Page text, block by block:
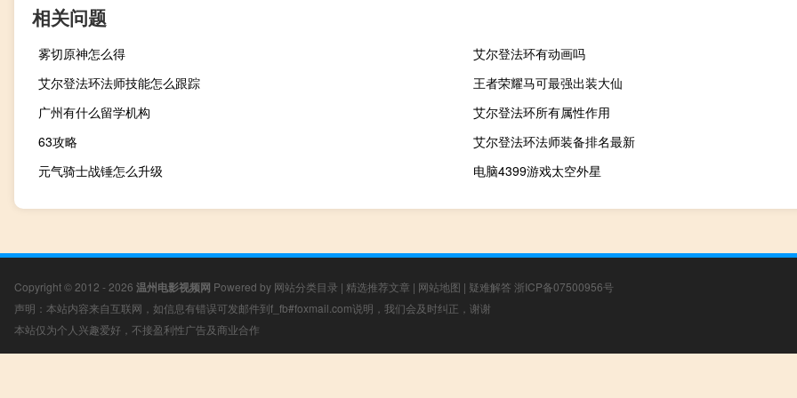
相关问题
雾切原神怎么得
艾尔登法环有动画吗
艾尔登法环法师技能怎么跟踪
王者荣耀马可最强出装大仙
广州有什么留学机构
艾尔登法环所有属性作用
63攻略
艾尔登法环法师装备排名最新
元气骑士战锤怎么升级
电脑4399游戏太空外星
Copyright © 2012 - 2026 温州电影视频网 Powered by 网站分类目录 | 精选推荐文章 | 网站地图 | 疑难解答 浙ICP备07500956号
声明：本站内容来自互联网，如信息有错误可发邮件到f_fb#foxmail.com说明，我们会及时纠正，谢谢
本站仅为个人兴趣爱好，不接盈利性广告及商业合作